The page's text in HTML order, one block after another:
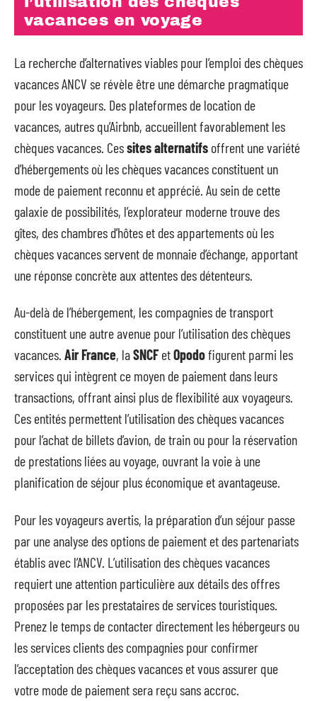
vacances en voyage
La recherche d’alternatives viables pour l’emploi des chèques
vacances ANCV se révèle être une démarche pragmatique
pour les voyageurs. Des plateformes de location de
vacances, autres qu’Airbnb, accueillent favorablement les
chèques vacances. Cessites alternatifs offrent une variété
d’hébergements où les chèques vacances constituent un
mode de paiement reconnu et apprécié. Au sein de cette
galaxie de possibilités, l’explorateur moderne trouve des
gîtes, des chambres d’hôtes et des appartements où les
chèques vacances servent de monnaie d’échange, apportant
une réponse concrète aux attentes des détenteurs.
Au-delà de l’hébergement, les compagnies de transport
constituent une autre avenue pour l’utilisation des chèques
vacances. Air France, laSNCFetOpodofigurent parmi les
services qui intègrent ce moyen de paiement dans leurs
transactions, offrant ainsi plus de flexibilité aux voyageurs.
Ces entités permettent l’utilisation des chèques vacances
pour l’achat de billets d’avion, de train ou pour la réservation
de prestations liées au voyage, ouvrant la voie à une
planification de séjour plus économique et avantageuse.
Pour les voyageurs avertis, la préparation d’un séjour passe
par une analyse des options de paiement et des partenariats
établis avec l’ANCV. L’utilisation des chèques vacances
requiert une attention particulière aux détails des offres
proposées par les prestataires de services touristiques.
Prenez le temps de contacter directement les hébergeurs ou
les services clients des compagnies pour confirmer
l’acceptation des chèques vacances et vous assurer que
votre mode de paiement sera reçu sans accroc.